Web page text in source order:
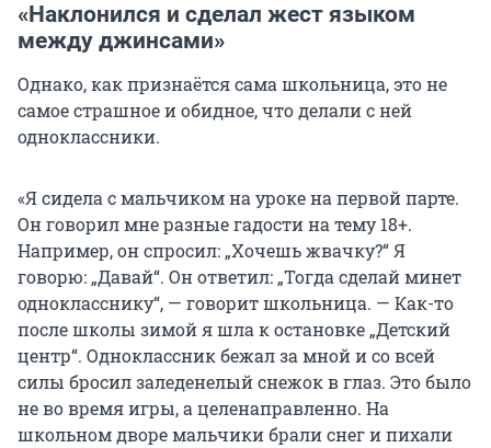
«Наклонился и сделал жест языком
между джинсами»
Однако, как признаётся сама школьница, это не
самое страшное и обидное, что делали с ней
одноклассники.
«Я сидела с мальчиком на уроке на первой парте.
Он говорил мне разные гадости на тему 18+.
Например, он спросил: „Хочешь жвачку?“ Я
говорю: „Давай“. Он ответил: „Тогда сделай минет
однокласснику“, — говорит школьница. — Как-то
после школы зимой я шла к остановке „Детский
центр“. Одноклассник бежал за мной и со всей
силы бросил заледенелый снежок в глаз. Это было
не во время игры, а целенаправленно. На
школьном дворе мальчики брали снег и пихали